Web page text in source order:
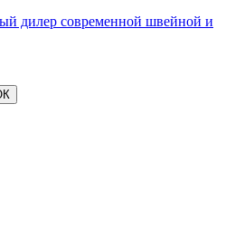
дилер современной швейной и